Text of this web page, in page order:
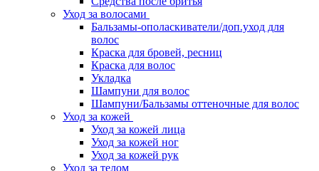
Уход за волосами
Бальзамы-ополаскиватели/доп.уход для
волос
Краска для бровей, ресниц
Краска для волос
Укладка
Шампуни для волос
Шампуни/Бальзамы оттеночные для волос
Уход за кожей
Уход за кожей лица
Уход за кожей ног
Уход за кожей рук
Уход за телом